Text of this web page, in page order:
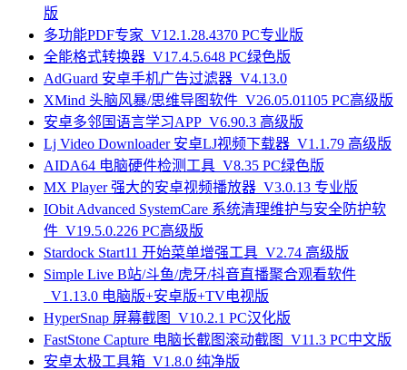
版
多功能PDF专家_V12.1.28.4370 PC专业版
全能格式转换器_V17.4.5.648 PC绿色版
AdGuard 安卓手机广告过滤器_V4.13.0
XMind 头脑风暴/思维导图软件_V26.05.01105 PC高级版
安卓多邻国语言学习APP_V6.90.3 高级版
Lj Video Downloader 安卓LJ视频下载器_V1.1.79 高级版
AIDA64 电脑硬件检测工具_V8.35 PC绿色版
MX Player 强大的安卓视频播放器_V3.0.13 专业版
IObit Advanced SystemCare 系统清理维护与安全防护软
件_V19.5.0.226 PC高级版
Stardock Start11 开始菜单增强工具_V2.74 高级版
Simple Live B站/斗鱼/虎牙/抖音直播聚合观看软件
_V1.13.0 电脑版+安卓版+TV电视版
HyperSnap 屏幕截图_V10.2.1 PC汉化版
FastStone Capture 电脑长截图滚动截图_V11.3 PC中文版
安卓太极工具箱_V1.8.0 纯净版